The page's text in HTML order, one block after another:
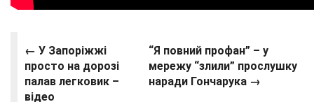
← У Запоріжжі
просто на дорозі
палав легковик –
відео
“Я повний профан” – у
мережу “злили” прослушку
наради Гончарука →